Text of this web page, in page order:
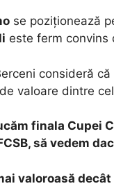
se poziționează
este ferm convins
consideră
valoare dintre
finala Cupei
să vedem
valoroasă